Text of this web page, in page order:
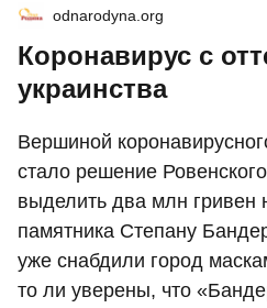
odnarodyna.org
Коронавирус с
украинства
Вершиной
стало решение
выделить два млн гривен
памятника Степану
уже снабдили город
то ли уверены, что